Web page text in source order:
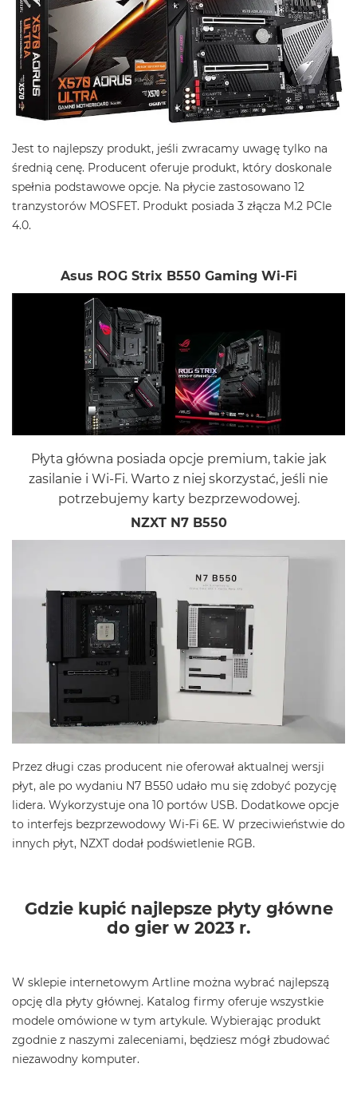
Jest to najlepszy produkt, jeśli zwracamy uwagę tylko na
średnią cenę. Producent oferuje produkt, który doskonale
spełnia podstawowe opcje. Na płycie zastosowano 12
tranzystorów MOSFET. Produkt posiada 3 złącza M.2 PCIe
4.0.
Asus ROG Strix B550 Gaming Wi-Fi
Płyta główna posiada opcje premium, takie jak
zasilanie i Wi-Fi. Warto z niej skorzystać, jeśli nie
potrzebujemy karty bezprzewodowej.
NZXT N7 B550
Przez długi czas producent nie oferował aktualnej wersji
płyt, ale po wydaniu N7 B550 udało mu się zdobyć pozycję
lidera. Wykorzystuje ona 10 portów USB. Dodatkowe opcje
to interfejs bezprzewodowy Wi-Fi 6E. W przeciwieństwie do
innych płyt, NZXT dodał podświetlenie RGB.
Gdzie kupić najlepsze płyty główne
do gier w 2023 r.
W sklepie internetowym Artline można wybrać najlepszą
opcję dla płyty głównej. Katalog firmy oferuje wszystkie
modele omówione w tym artykule. Wybierając produkt
zgodnie z naszymi zaleceniami, będziesz mógł zbudować
niezawodny komputer.